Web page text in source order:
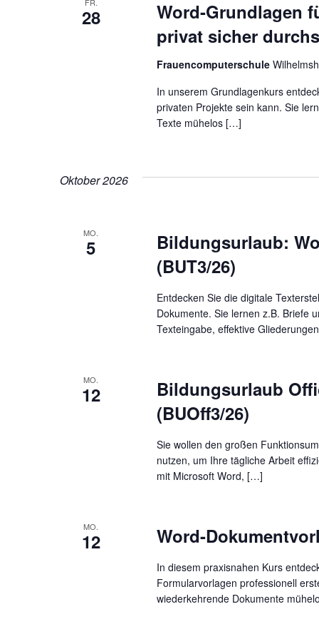
FR.
28
Word-Grundlagen
privat sicher
Frauencomputerschule
In unserem Grundlagenkurs
privaten Projekte sein kann. Sie
Texte mühelos […]
Oktober 2026
MO.
5
Bildungsurlaub:
(BUT3/26)
Entdecken Sie die digitale
Dokumente. Sie lernen z.B. Briefe
Texteingabe, effektive
MO.
12
Bildungsurlaub
(BUOff3/26)
Sie wollen den großen
nutzen, um Ihre tägliche Arbeit
mit Microsoft Word, […]
MO.
12 Word-
In diesem praxisnahen Kurs
Formularvorlagen professionell
wiederkehrende Dokumente